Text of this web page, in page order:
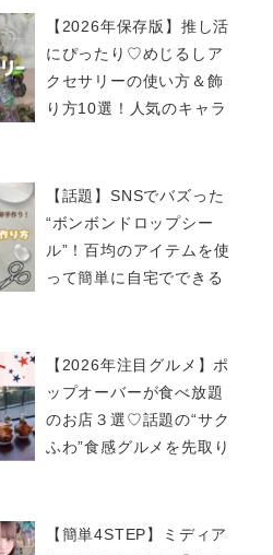
【2026年保存版】推し活
にぴったり♡めじるしア
クセサリーの使い方＆飾
り方10選！人気のキャラ
【話題】SNSでバズった
“ボンボンドロップシー
ル”！百均のアイテムを使
って簡単に自宅でできる
【2026年注目グルメ】ポ
ップオーバーが食べ放題
のお店３選♡話題の“サク
ふわ”食感グルメを先取り
【簡単4STEP】ミディア